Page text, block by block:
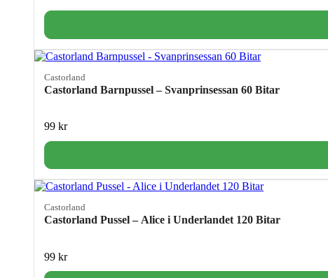
Castorland
Castorland Barnpussel – Svanprinsessan 60 Bitar
99 kr
Castorland
Castorland Pussel – Alice i Underlandet 120 Bitar
99 kr